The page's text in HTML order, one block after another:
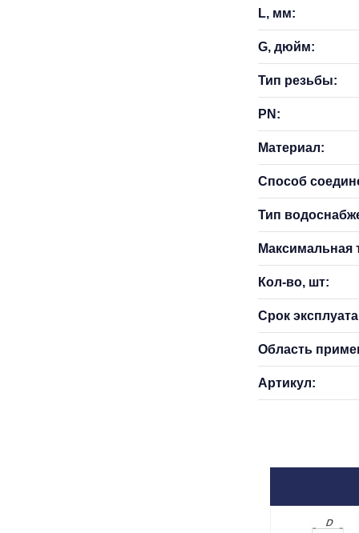
L, мм:
G, дюйм:
Тип резьбы:
PN:
Материал:
Способ
Тип
Максимальная
Кол-во, шт:
Срок
Область
Артикул: